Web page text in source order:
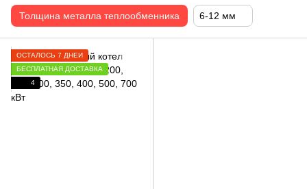
Толщина металла теплообменника 6-12 мм
ОСТАЛОСЬ 7 ДНЕЙ
БЕСПЛАТНАЯ ДОСТАВКА
4